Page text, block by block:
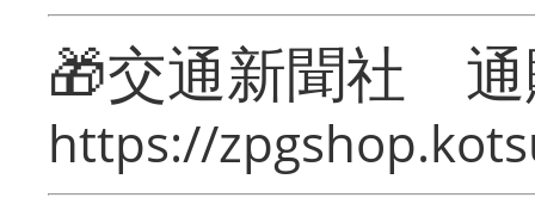
🎁交通新聞社
https://